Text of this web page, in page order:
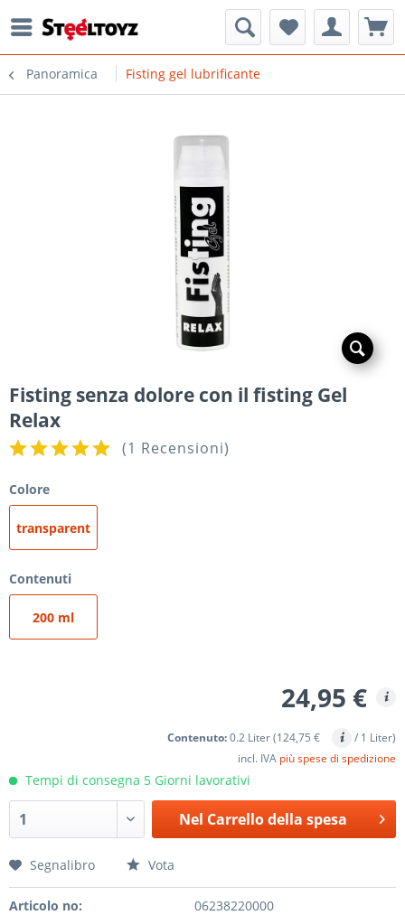
Panoramica Fisting gel lubrificante
Fisting senza dolore con il fisting Gel
Relax
(1 Recensioni)
Colore
transparent
Contenuti
200 ml
24,95 €
Contenuto:0.2 Liter (124,75 €
/ 1 Liter)
incl. IVA più spese di spedizione
Tempi di consegna 5 Giorni lavorativi
Nel Carrello della spesa
Segnalibro Vota
Articolo no: 06238220000